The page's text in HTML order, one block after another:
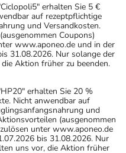
erhalten Sie 5 €
auf rezeptpflichtige
und Versandkosten.
Coupons)
www.aponeo.de und in der
31.08.2026. Nur solange der
Aktion früher zu beenden.
erhalten Sie 20 %
Nicht anwendbar auf
und
(ausgenommen
unter www.aponeo.de
bis 31.08.2026. Nur
uns vor, die Aktion früher